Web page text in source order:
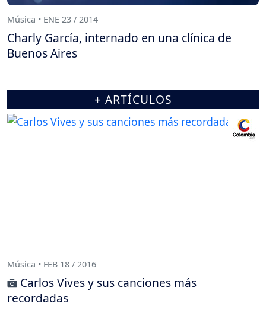
Música • ENE 23 / 2014
Charly García, internado en una clínica de
Buenos Aires
+ ARTÍCULOS
Música • FEB 18 / 2016
Carlos Vives y sus canciones más
recordadas